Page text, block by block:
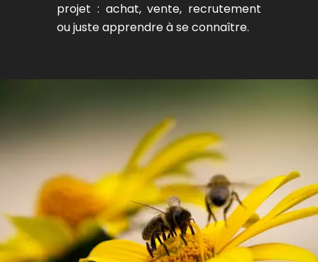
projet : achat, vente, recrutement
ou juste apprendre à se connaître.